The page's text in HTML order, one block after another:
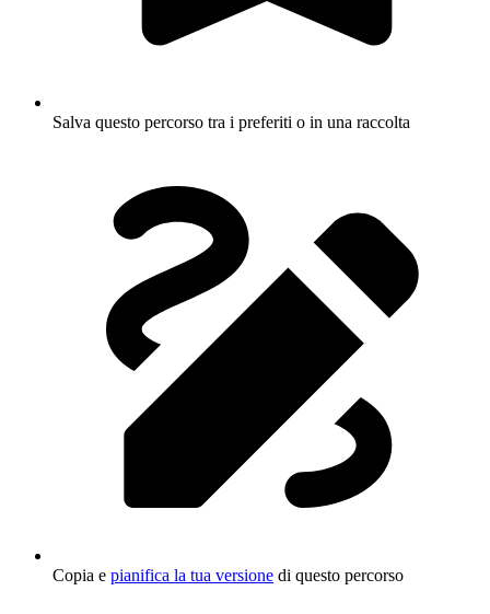
Salva questo percorso tra i preferiti o in una raccolta
Copia e pianifica la tua versione di questo percorso